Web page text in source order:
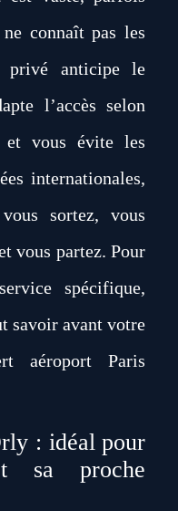
connaît pas les
privé anticipe le
l’accès selon
vous évite les
internationales,
sortez, vous
vous partez. Pour
spécifique,
savoir avant votre
aéroport Paris
: idéal pour
sa proche